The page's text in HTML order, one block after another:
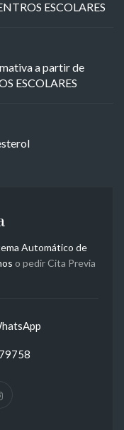
ESCOLARES
a partir de
ESCOLARES
Automático de
o pedir Cita Previa